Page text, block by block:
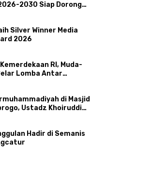
2030 Siap Dorong
Silver Winner Media
2026
RI, Muda-
Lomba Antar
di Masjid
Ustadz Khoiruddin
Agama
Hadir di Semanis